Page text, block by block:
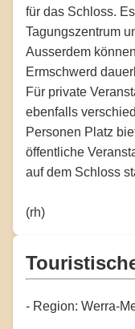
für das Schloss.
Tagungszentrum
Ausserdem
Ermschwerd
Für private
ebenfalls
Personen Platz
öffentliche
auf dem Schloss
(rh)
- Region: Werra-